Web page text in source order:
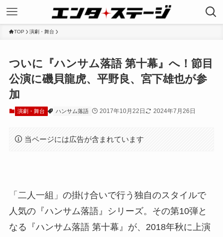
TOP 演劇・舞台
ついに『ハンサム落語 第十幕』へ！節目
公演に磯貝龍虎、平野良、宮下雄也が参
加
演劇・舞台 ハンサム落語 2017年10月22日 2024年7月26日
当ページには広告が含まれています
「二人一組」の掛け合いで行う独自のスタイルで
人気の『ハンサム落語』シリーズ。その第10弾と
なる『ハンサム落語 第十幕』が、2018年秋に上演